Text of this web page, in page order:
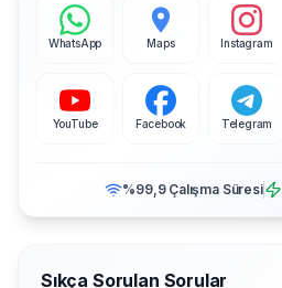
WhatsApp Maps Instagram
YouTube Facebook Telegram
%99,9 Çalışma Süresi
Sıkça Sorulan Sorular